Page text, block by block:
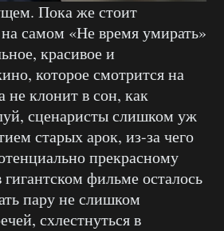
Пока же стоит
на самом «Не время умирать»
красивое и
которое смотрится на
клонит в сон, как
сценаристы слишком уж
старых арок, из-за чего
прекрасному
фильме осталось
пару не слишком
схлестнуться в